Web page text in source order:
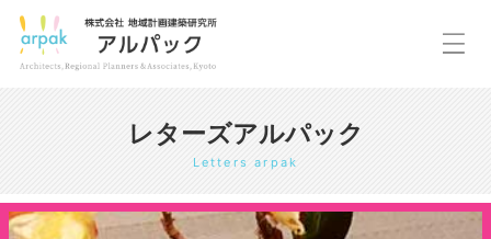
レターズアルパック
Letters arpak